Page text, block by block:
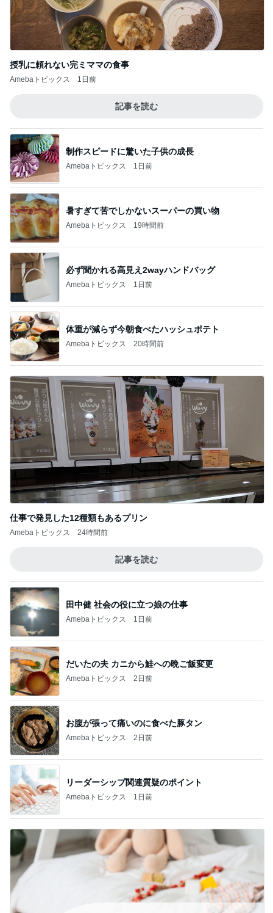
授乳に頼れない完ミママの食事
Amebaトピックス 1日前
記事を読む
制作スピードに驚いた子供の成長
Amebaトピックス 1日前
暑すぎて苦でしかないスーパーの買い物
Amebaトピックス 19時間前
必ず聞かれる高見え2wayハンドバッグ
Amebaトピックス 1日前
体重が減らず今朝食べたハッシュポテト
Amebaトピックス 20時間前
仕事で発見した12種類もあるプリン
Amebaトピックス 24時間前
記事を読む
田中健 社会の役に立つ娘の仕事
Amebaトピックス 1日前
だいたの夫 カニから鮭への晩ご飯変更
Amebaトピックス 2日前
お腹が張って痛いのに食べた豚タン
Amebaトピックス 2日前
リーダーシップ関連質疑のポイント
Amebaトピックス 1日前